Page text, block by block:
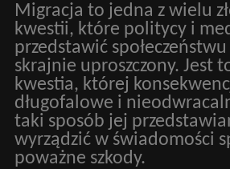
Migracja to jedna z wielu
kwestii, które politycy i
przedstawić
skrajnie uproszczony. Jest
kwestia, której
długofalowe i
taki sposób jej
wyrządzić w świadomości
poważne szkody.